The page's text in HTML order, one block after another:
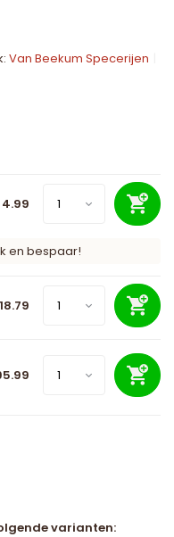
Van Beekum Specerijen
4.99
en bespaar!
18.79
varianten: